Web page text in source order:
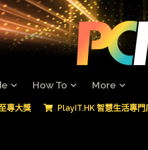
How To More
專大獎 PlayIT.HK 智慧生活專門